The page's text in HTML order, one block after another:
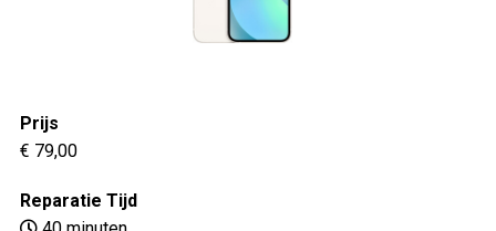
Prijs
€ 79,00
Reparatie Tijd